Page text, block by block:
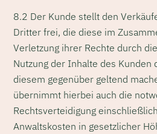
8.2 Der Kunde stellt den
Dritter frei, die diese im
Verletzung ihrer Rechte durch
Nutzung der Inhalte des Kunden
diesem gegenüber geltend
übernimmt hierbei auch die
Rechtsverteidigung
Anwaltskosten in gesetzlicher